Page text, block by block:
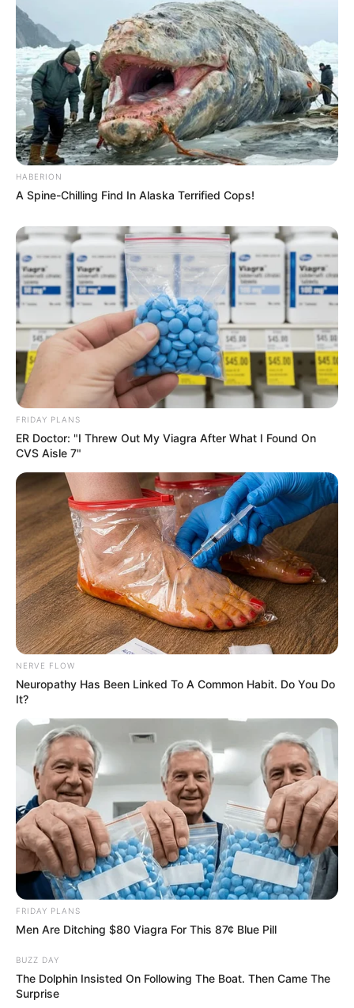
HABERION
A Spine-Chilling Find In Alaska Terrified Cops!
FRIDAY PLANS
ER Doctor: "I Threw Out My Viagra After What I Found On
CVS Aisle 7"
NERVE FLOW
Neuropathy Has Been Linked To A Common Habit. Do You Do
It?
FRIDAY PLANS
Men Are Ditching $80 Viagra For This 87¢ Blue Pill
BUZZ DAY
The Dolphin Insisted On Following The Boat. Then Came The
Surprise